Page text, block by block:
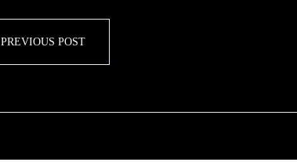
PREVIOUS POST